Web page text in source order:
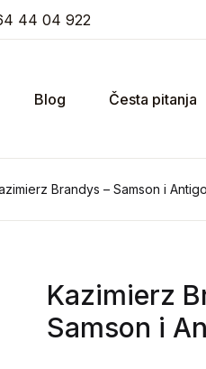
44 04 922
Blog Česta pitanja
Brandys – Samson i
Kazimierz
Samson i